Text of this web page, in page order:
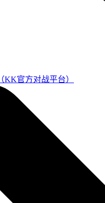
（KK官方对战平台）